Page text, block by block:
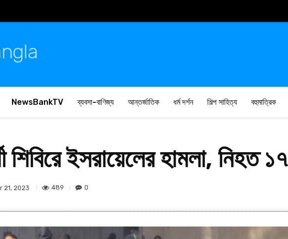
NewsBankTV ব্যবসা-বাণিজ্য আন্তর্জাতিক ধর্ম দর্শন শিল্প সাহিত্য বহুমাত্রিক
শিবিরে ইসরায়েলের হামলা, নিহত ১৭
21, 2023 489 0